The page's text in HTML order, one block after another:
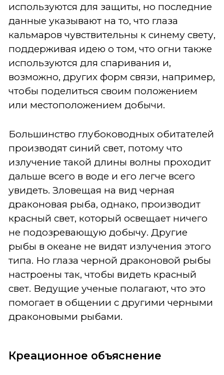
используются для защиты, но последние
данные указывают на то, что глаза
кальмаров чувствительны к синему свету,
поддерживая идею о том, что огни также
используются для спаривания и,
возможно, других форм связи, например,
чтобы поделиться своим положением
или местоположением добычи.
Большинство глубоководных обитателей
производят синий свет, потому что
излучение такой длины волны проходит
дальше всего в воде и его легче всего
увидеть. Зловещая на вид черная
драконовая рыба, однако, производит
красный свет, который освещает ничего
не подозревающую добычу. Другие
рыбы в океане не видят излучения этого
типа. Но глаза черной драконовой рыбы
настроены так, чтобы видеть красный
свет. Ведущие ученые полагают, что это
помогает в общении с другими черными
драконовыми рыбами.
Креационное объяснение